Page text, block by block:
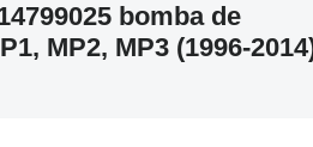
bomba de
MP2, MP3 (1996-